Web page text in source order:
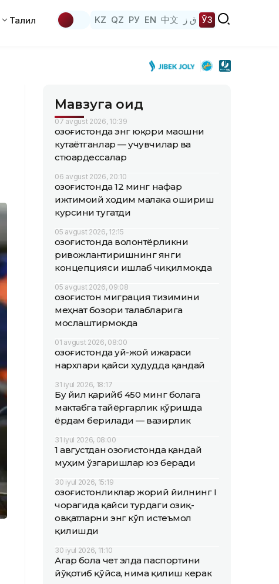
Таҳлил KZ QZ РУ EN 中文 ق ز ЎЗ
Мавзуга оид
07 avgust 2026, 10:39
Қозоғистонда энг юқори маошни
кутаётганлар — учувчилар ва
стюардессалар
06 avgust 2026, 20:10
Қозоғистонда 12 минг нафар
ижтимоий ходим малака ошириш
курсини тугатди
05 avgust 2026, 12:15
Қозоғистонда волонтёрликни
ривожлантиришнинг янги
концепцияси ишлаб чиқилмоқда
05 avgust 2026, 09:08
Қозоғистон миграция тизимини
меҳнат бозори талабларига
мослаштирмоқда
01 avgust 2026, 08:00
Қозоғистонда уй-жой ижараси
нархлари қайси ҳудудда қандай
31 iyul 2026, 18:17
Бу йил қарийб 450 минг болага
мактабга тайёргарлик кўришда
ёрдам берилади — вазирлик
31 iyul 2026, 08:00
1 августдан Қозоғистонда қандай
муҳим ўзгаришлар юз беради
30 iyul 2026, 15:19
Қозоғистонликлар жорий йилнинг I
чорагида қайси турдаги озиқ-
овқатларни энг кўп истеъмол
қилишди
30 iyul 2026, 11:10
Агар бола чет элда паспортини
йўқотиб қўйса, нима қилиш керак